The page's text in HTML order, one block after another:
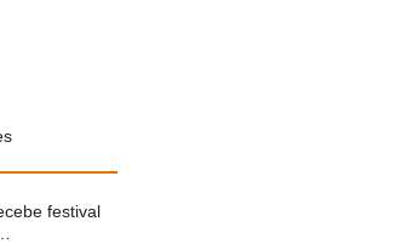
festival